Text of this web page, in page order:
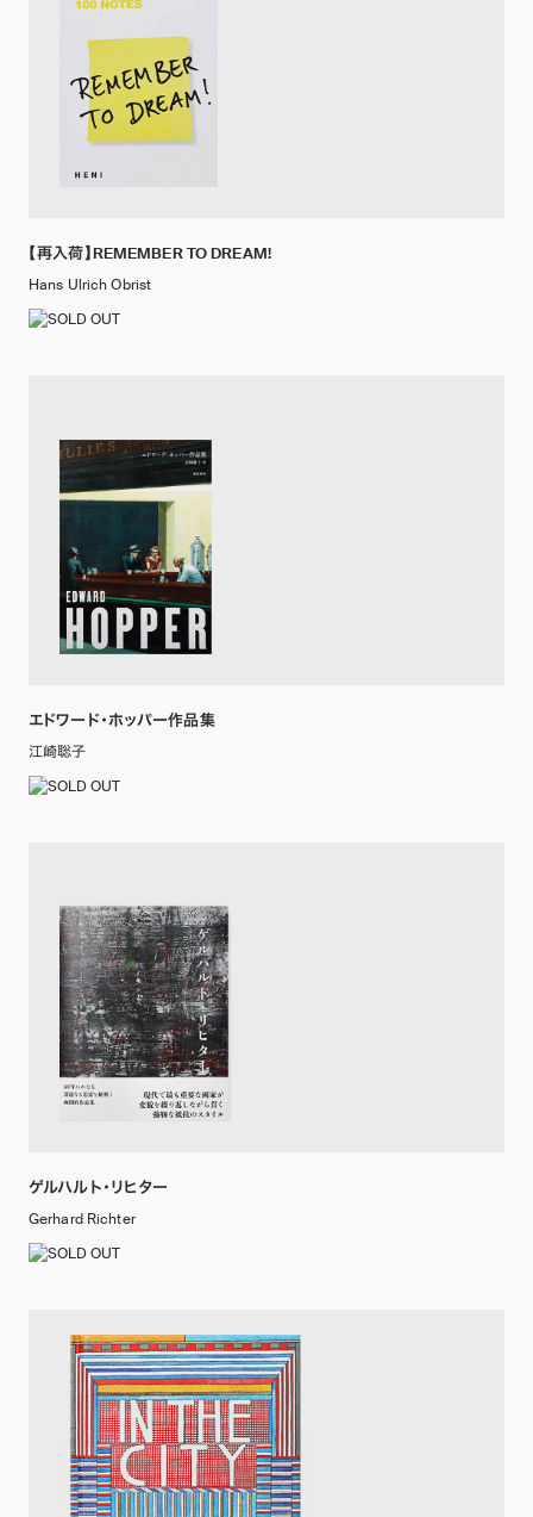
【再入荷】REMEMBER TO DREAM!
Hans Ulrich Obrist
エドワード・ホッパー作品集
江崎聡子
ゲルハルト・リヒター
Gerhard Richter